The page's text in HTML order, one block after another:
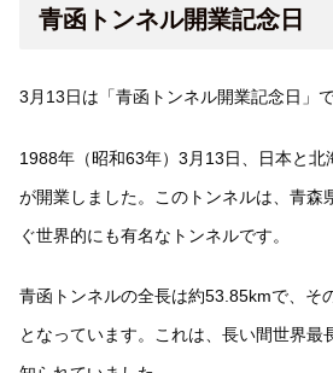
青函トンネル開業記念日
3月13日は「青函トンネル開業記念日」
1988年（昭和63年）3月13日、日本と北
が開業しました。このトンネルは、青森
ぐ世界的にも有名なトンネルです。
青函トンネルの全長は約53.85kmで、そ
となっています。これは、長い間世界最